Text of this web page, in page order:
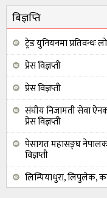
जनमुखी निजामती
बिज्ञप्ति
ट्रेड युनियनमा प्रतिवन्धः
प्रेस विज्ञप्ती
प्रेस विज्ञप्ती
संघीय निजामती सेवा
प्रेस विज्ञप्ती
पेसागत महासङ्घ
विज्ञप्ती
लिम्पियाधुरा, लिपुलेक,